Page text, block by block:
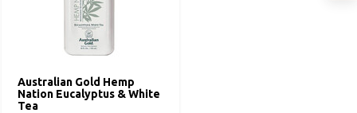
Australian Gold Hemp
Nation Eucalyptus & White
Tea